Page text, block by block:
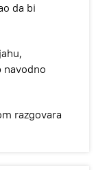
da bi
navodno
razgovara